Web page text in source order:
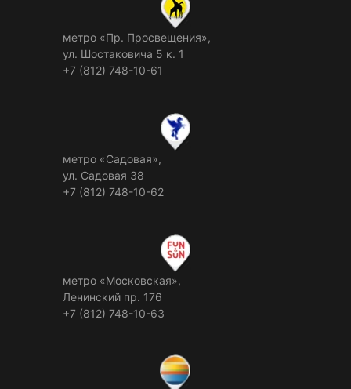
метро «Пр. Просвещения»,
ул. Шостаковича 5 к. 1
+7 (812) 748-10-61
метро «Садовая»,
ул. Садовая 38
+7 (812) 748-10-62
метро «Московская»,
Ленинский пр. 176
+7 (812) 748-10-63